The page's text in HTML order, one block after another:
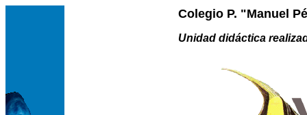
Colegio P. "Manuel
Unidad didáctica